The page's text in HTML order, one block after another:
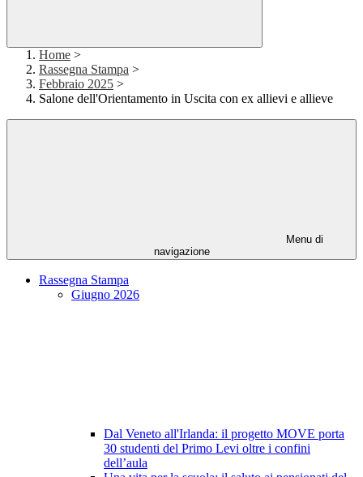
Home >
Rassegna Stampa >
Febbraio 2025 >
Salone dell'Orientamento in Uscita con ex allievi e allieve
Menu di
navigazione
Rassegna Stampa
Giugno 2026
Dal Veneto all'Irlanda: il progetto MOVE porta
30 studenti del Primo Levi oltre i confini
dell’aula